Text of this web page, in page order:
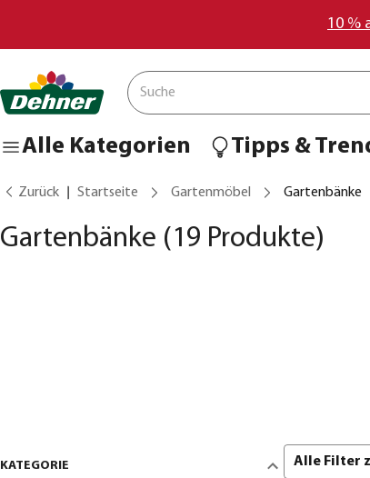
10 %
Alle Kategorien Tipps &
Zurück Startseite Gartenmöbel Gartenbänke
Gartenbänke (19 Produkte)
KATEGORIE Alle Filter